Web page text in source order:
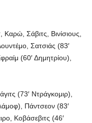
Σάβιτς, Βινίσιους,
Σατσιάς (83′
(60′ Δημητρίου),
(73′ Ντράγκομιρ),
Πάντσεον (83′
Κοβάσεβιτς (46′